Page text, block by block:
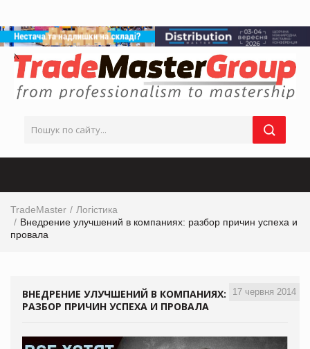
TradeMaster
Логістика
Внедрение улучшений в компаниях: разбор причин успеха и
провала
17 червня 2014
ВНЕДРЕНИЕ УЛУЧШЕНИЙ В КОМПАНИЯХ:
РАЗБОР ПРИЧИН УСПЕХА И ПРОВАЛА